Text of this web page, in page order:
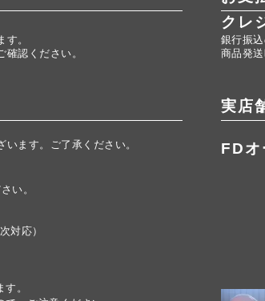
。
認ください。
クレ
銀行振
商品発
ます。ご了承ください。
い。
対応）
。
実店
FDオ